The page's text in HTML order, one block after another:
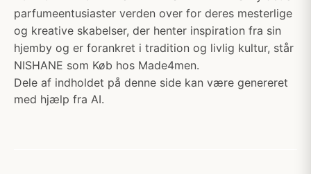
parfumeentusiaster verden over for deres mesterlige
og kreative skabelser, der henter inspiration fra sin
hjemby og er forankret i tradition og livlig kultur, står
NISHANE som Køb hos Made4men.
Dele af indholdet på denne side kan være genereret
med hjælp fra AI.